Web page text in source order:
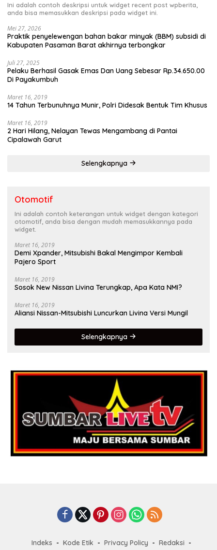
Ini adalah contoh deskripsi untuk widget recent post wpberita,
anda bisa memasukkan deskripsi pada widget ini.
Mei 27, 2026
Praktik penyelewengan bahan bakar minyak (BBM) subsidi di
Kabupaten Pasaman Barat akhirnya terbongkar
Juli 27, 2025
Pelaku Berhasil Gasak Emas Dan Uang Sebesar Rp.34.650.00
Di Payakumbuh
Maret 16, 2019
14 Tahun Terbunuhnya Munir, Polri Didesak Bentuk Tim Khusus
Maret 16, 2019
2 Hari Hilang, Nelayan Tewas Mengambang di Pantai
Cipalawah Garut
Selengkapnya
Otomotif
Ini adalah contoh keterangan untuk widget dengan kategori
otomotif, anda bisa dengan mudah memasukkannya pada
widget.
Maret 16, 2019
Demi Xpander, Mitsubishi Bakal Mengimpor Kembali
Pajero Sport
Maret 16, 2019
Sosok New Nissan Livina Terungkap, Apa Kata NMI?
Maret 16, 2019
Aliansi Nissan-Mitsubishi Luncurkan Livina Versi Mungil
Selengkapnya
Indeks Kode Etik Privacy Policy
Redaksi